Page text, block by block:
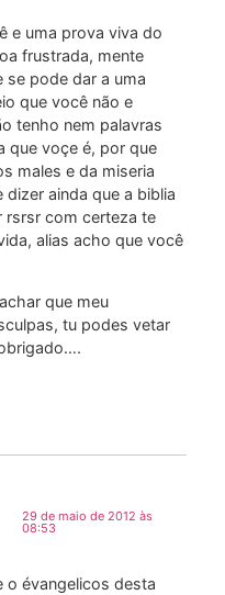
e uma prova viva do
frustrada, mente
pode dar a uma
que você não e
tenho nem palavras
que voçe é, por que
males e da miseria
ainda que a biblia
rsrsr com certeza te
alias acho que você
que meu
tu podes vetar
29 de maio de 2012 às
08:53
o évangelicos desta